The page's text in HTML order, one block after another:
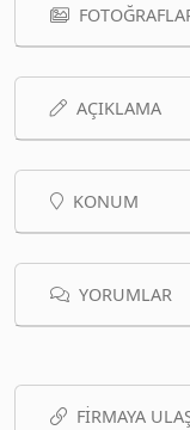
AÇIKLAMA
KONUM
YORUMLAR
FIRMAYA